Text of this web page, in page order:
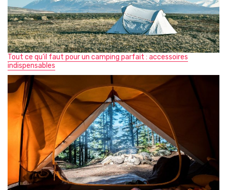
Tout ce qu’il faut pour un camping parfait : accessoires
indispensables